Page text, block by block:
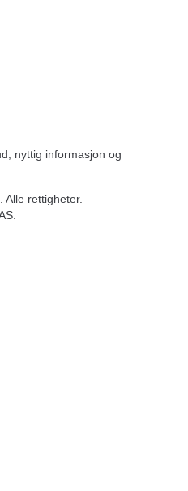
nyttig informasjon og
Alle rettigheter.